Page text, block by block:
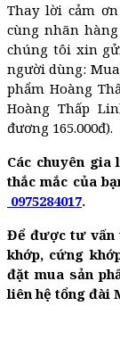
Thay lời cảm
cùng nhãn
chúng tôi xin
người dùng:
phẩm Hoàng
Hoàng Thấp
đương 165.000đ).
Các chuyên
thắc mắc của
0975284017.
Để được tư vấn
khớp, cứng
đặt mua sản
liên hệ tổng đài